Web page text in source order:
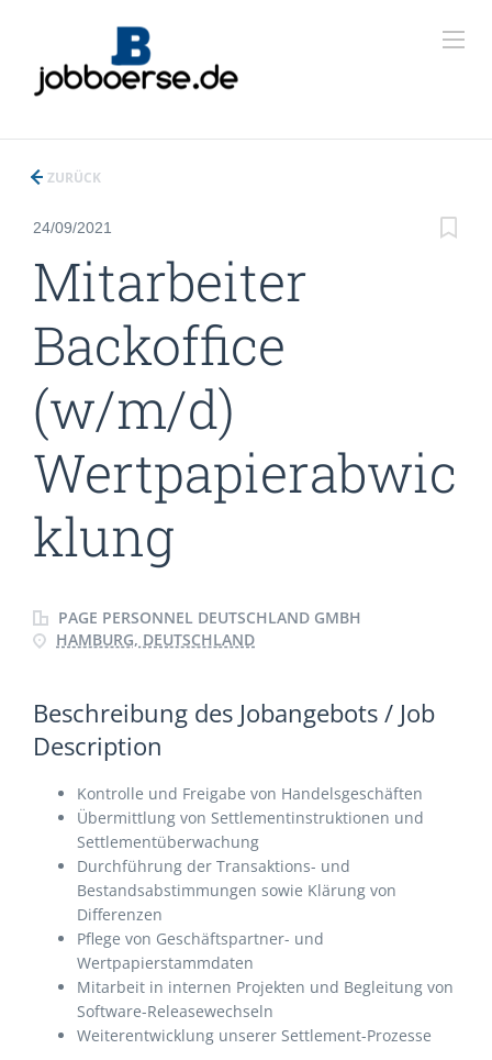
ZURÜCK
24/09/2021
Mitarbeiter
Backoffice
(w/m/d)
Wertpapierabwic
klung
PAGE PERSONNEL DEUTSCHLAND GMBH
HAMBURG, DEUTSCHLAND
Beschreibung des Jobangebots / Job
Description
Kontrolle und Freigabe von Handelsgeschäften
Übermittlung von Settlementinstruktionen und
Settlementüberwachung
Durchführung der Transaktions- und
Bestandsabstimmungen sowie Klärung von
Differenzen
Pflege von Geschäftspartner- und
Wertpapierstammdaten
Mitarbeit in internen Projekten und Begleitung von
Software-Releasewechseln
Weiterentwicklung unserer Settlement-Prozesse